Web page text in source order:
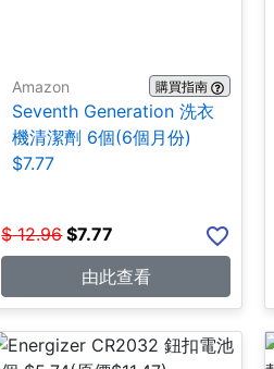
Amazon 購買指南
Seventh Generation 洗衣
機清潔劑 6個(6個月份)
$7.77
$ 12.96 $7.77
由此查看